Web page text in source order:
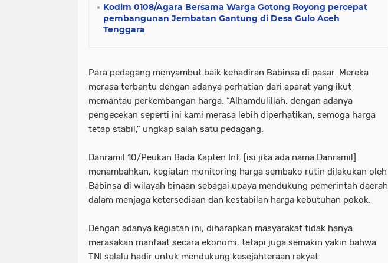
Kodim 0108/Agara Bersama Warga Gotong Royong percepat
pembangunan Jembatan Gantung di Desa Gulo Aceh
Tenggara
Para pedagang menyambut baik kehadiran Babinsa di pasar. Mereka
merasa terbantu dengan adanya perhatian dari aparat yang ikut
memantau perkembangan harga. “Alhamdulillah, dengan adanya
pengecekan seperti ini kami merasa lebih diperhatikan, semoga harga
tetap stabil,” ungkap salah satu pedagang.
Danramil 10/Peukan Bada Kapten Inf. [isi jika ada nama Danramil]
menambahkan, kegiatan monitoring harga sembako rutin dilakukan oleh
Babinsa di wilayah binaan sebagai upaya mendukung pemerintah daerah
dalam menjaga ketersediaan dan kestabilan harga kebutuhan pokok.
Dengan adanya kegiatan ini, diharapkan masyarakat tidak hanya
merasakan manfaat secara ekonomi, tetapi juga semakin yakin bahwa
TNI selalu hadir untuk mendukung kesejahteraan rakyat.